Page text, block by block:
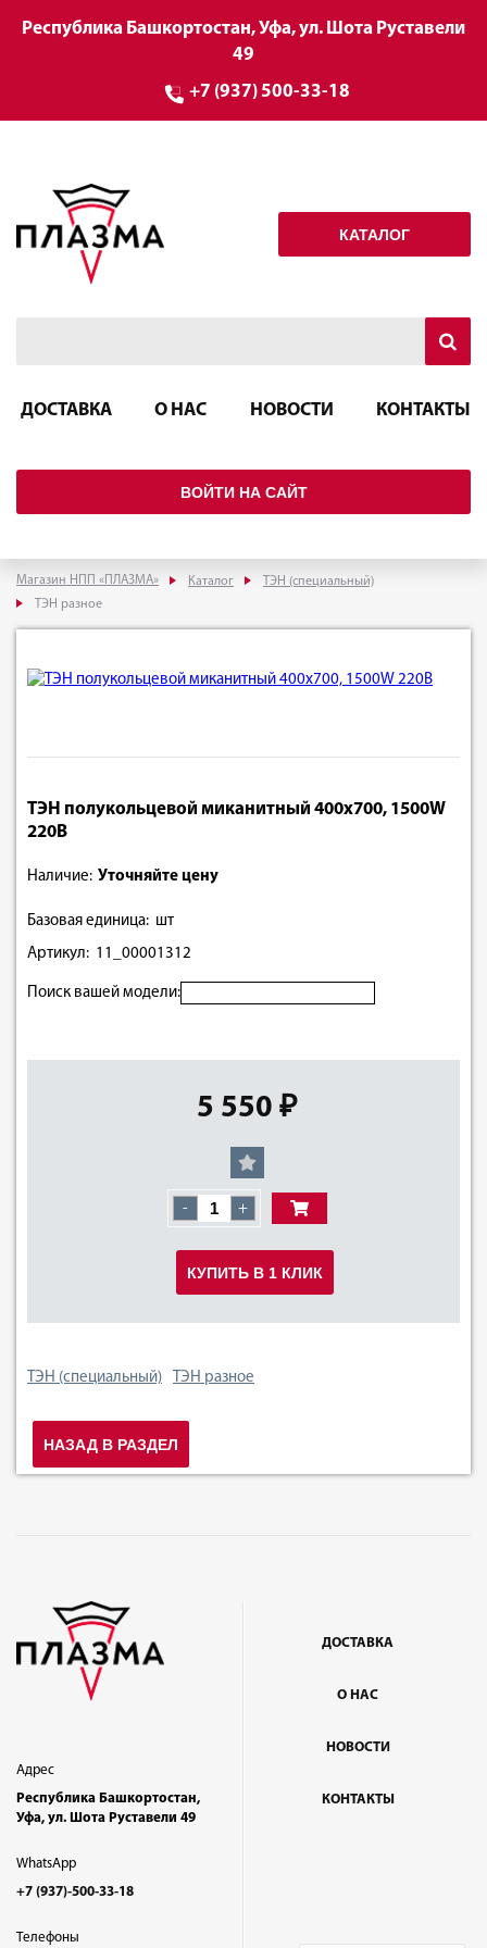
Республика Башкортостан, Уфа, ул. Шота Руставели
49
+7 (937) 500-33-18
КАТАЛОГ
ДОСТАВКА О НАС НОВОСТИ КОНТАКТЫ
ВОЙТИ НА САЙТ
Магазин НПП «ПЛАЗМА» Каталог
ТЭН (специальный)
ТЭН разное
ТЭН полукольцевой миканитный 400х700, 1500W
220В
Наличие: Уточняйте цену
Базовая единица: шт
Артикул: 11_00001312
Поиск вашей модели:
5 550 ₽
- +
КУПИТЬ В 1 КЛИК
ТЭН (специальный) ТЭН разное
НАЗАД В РАЗДЕЛ
Адрес
Республика Башкортостан,
Уфа, ул. Шота Руставели 49
WhatsApp
+7 (937)-500-33-18
Телефоны
ДОСТАВКА
О НАС
НОВОСТИ
КОНТАКТЫ